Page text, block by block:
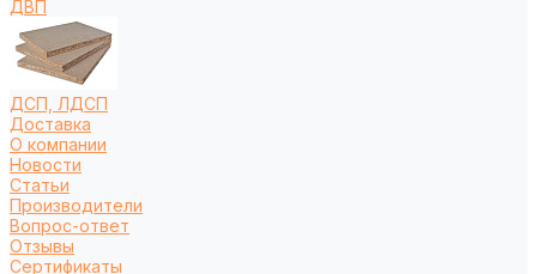
ДВП
ДСП, ЛДСП
Доставка
О компании
Новости
Статьи
Производители
Вопрос-ответ
Отзывы
Сертификаты